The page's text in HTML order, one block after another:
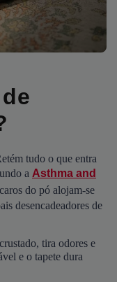
tudo o que entra
a Asthma and
do pó alojam-se
desencadeadores de
tira odores e
e o tapete dura